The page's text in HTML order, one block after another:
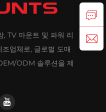
, TV 마운트 및 파워 리
업체로, 글로벌 도매
ODM 솔루션을 제